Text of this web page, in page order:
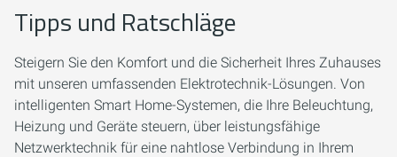
Tipps und Ratschläge
Steigern Sie den Komfort und die Sicherheit Ihres Zuhauses
mit unseren umfassenden Elektrotechnik-Lösungen. Von
intelligenten Smart Home-Systemen, die Ihre Beleuchtung,
Heizung und Geräte steuern, über leistungsfähige
Netzwerktechnik für eine nahtlose Verbindung in Ihrem